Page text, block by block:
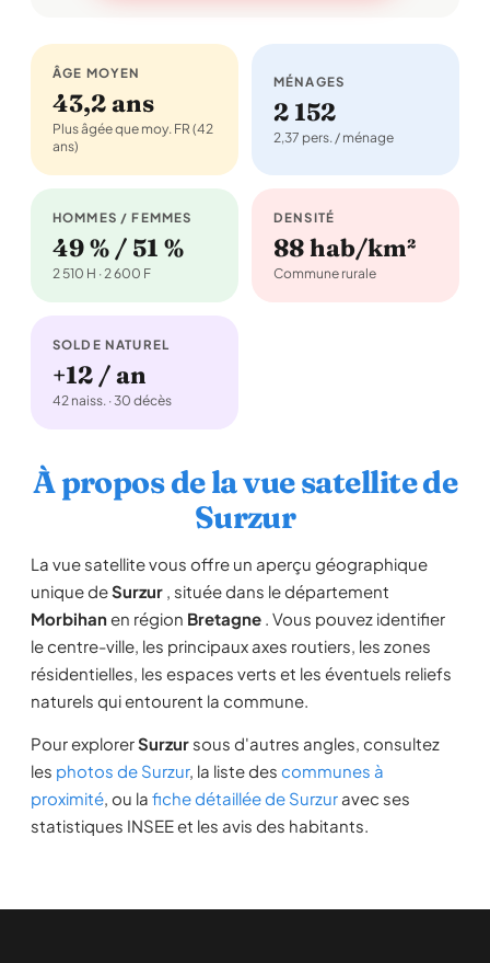
ÂGE MOYEN
43,2 ans
Plus âgée que moy. FR (42
ans)
MÉNAGES
2 152
2,37 pers. / ménage
HOMMES / FEMMES
49 % / 51 %
2 510 H · 2 600 F
DENSITÉ
88 hab/km²
Commune rurale
SOLDE NATUREL
+12 / an
42 naiss. · 30 décès
À propos de la vue satellite de
Surzur
La vue satellite vous offre un aperçu géographique
unique deSurzur , située dans le département
Morbihanen région Bretagne . Vous pouvez identifier
le centre-ville, les principaux axes routiers, les zones
résidentielles, les espaces verts et les éventuels reliefs
naturels qui entourent la commune.
Pour explorerSurzur sous d'autres angles, consultez
les photos de Surzur, la liste des communes à
proximité, ou la fiche détaillée de Surzur avec ses
statistiques INSEE et les avis des habitants.